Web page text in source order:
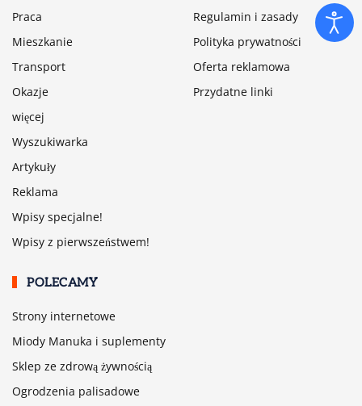
Praca
Mieszkanie
Transport
Okazje
więcej
Wyszukiwarka
Artykuły
Reklama
Wpisy specjalne!
Wpisy z pierwszeństwem!
Regulamin i zasady
Polityka prywatności
Oferta reklamowa
Przydatne linki
POLECAMY
Strony internetowe
Miody Manuka i suplementy
Sklep ze zdrową żywnością
Ogrodzenia palisadowe